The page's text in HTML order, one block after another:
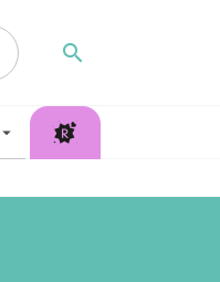
search
arrow_drop_down
search